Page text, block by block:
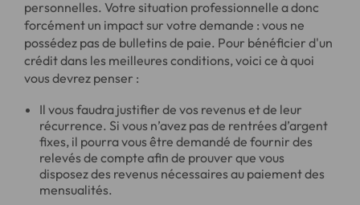
personnelles. Votre situation professionnelle a donc
forcément un impact sur votre demande : vous ne
possédez pas de bulletins de paie. Pour bénéficier d'un
crédit dans les meilleures conditions, voici ce à quoi
vous devrez penser :
Il vous faudra justifier de vos revenus et de leur
récurrence. Si vous n’avez pas de rentrées d’argent
fixes, il pourra vous être demandé de fournir des
relevés de compte afin de prouver que vous
disposez des revenus nécessaires au paiement des
mensualités.